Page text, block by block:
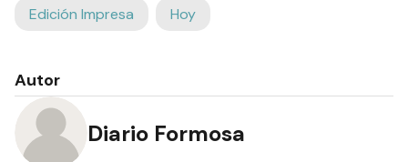
Edición Impresa Hoy
Autor
Diario Formosa